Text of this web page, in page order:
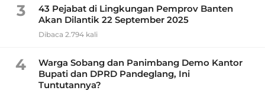
3
43 Pejabat di Lingkungan Pemprov Banten
Akan Dilantik 22 September 2025
Dibaca 2.794 kali
4
Warga Sobang dan Panimbang Demo Kantor
Bupati dan DPRD Pandeglang, Ini
Tuntutannya?